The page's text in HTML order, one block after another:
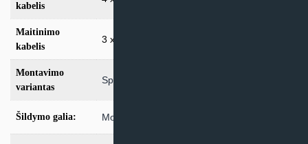
kabelis
Maitinimo
kabelis
3 x 4mm²
Montavimo
variantas
Split
Šildymo galia: Modeliai iki 10kW